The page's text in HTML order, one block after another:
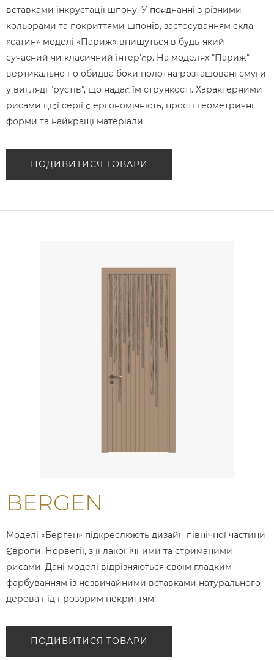
вставками інкрустації шпону. У поєднанні з різними
кольорами та покриттями шпонів, застосуванням скла
«сатин» моделі «Париж» впишуться в будь-який
сучасний чи класичний інтер'єр. На моделях "Париж"
вертикально по обидва боки полотна розташовані смуги
у вигляді "рустів", що надає їм стрункості. Характерними
рисами цієї серії є ергономічність, прості геометричні
форми та найкращі матеріали.
ПОДИВИТИСЯ ТОВАРИ
BERGEN
Моделі «Берген» підкреслюють дизайн північної частини
Європи, Норвегії, з її лаконічними та стриманими
рисами. Дані моделі відрізняються своїм гладким
фарбуванням із незвичайними вставками натурального
дерева під прозорим покриттям.
ПОДИВИТИСЯ ТОВАРИ